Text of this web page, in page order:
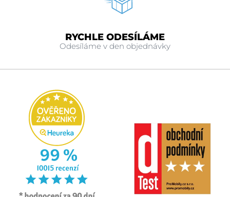
RYCHLE ODESÍLÁME
Odesíláme v den objednávky